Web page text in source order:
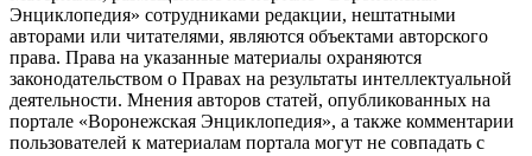
Энциклопедия» сотрудниками редакции, нештатными
авторами или читателями, являются объектами авторского
права. Права на указанные материалы охраняются
законодательством о Правах на результаты интеллектуальной
деятельности. Мнения авторов статей, опубликованных на
портале «Воронежская Энциклопедия», а также комментарии
пользователей к материалам портала могут не совпадать с